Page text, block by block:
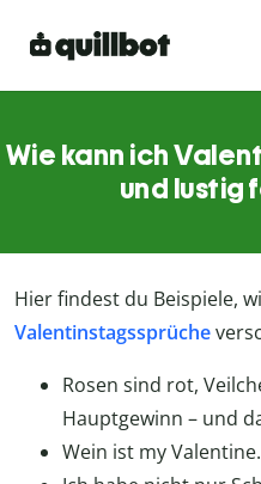
Wie kann ich
und lustig
Hier findest du Beispiele,
Valentinstagssprüche
Rosen sind rot,
Hauptgewinn – und
Wein ist my Valentine.